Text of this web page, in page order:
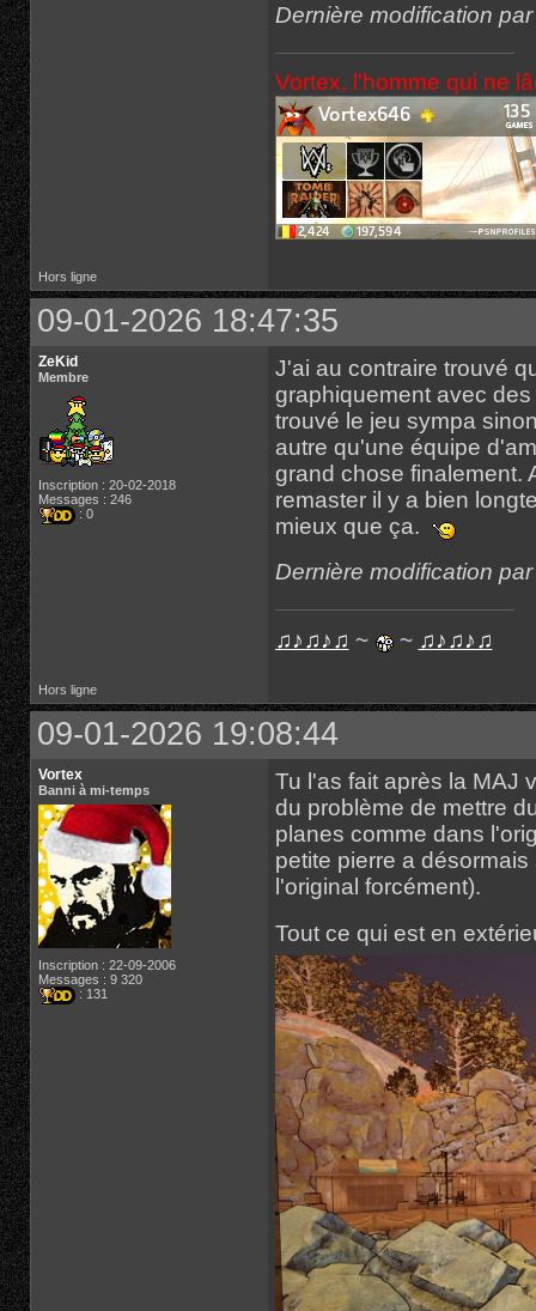
Dernière modification
Vortex, l'homme qui ne
Hors ligne
09-01-2026 18:47:35
ZeKid
Membre
Inscription : 20-02-2018
Messages : 246
: 0
J'ai au contraire trouvé
graphiquement avec
trouvé le jeu sympa
autre qu'une équipe
grand chose finalement.
remaster il y a bien
mieux que ça.
Dernière modification
♫♪♫♪♫ ~ ~ ♫♪♫♪♫
Hors ligne
09-01-2026 19:08:44
Vortex
Banni à mi-temps
Inscription : 22-09-2006
Messages : 9 320
: 131
Tu l'as fait après la MAJ
du problème de mettre
planes comme dans
petite pierre a
l'original forcément).
Tout ce qui est en